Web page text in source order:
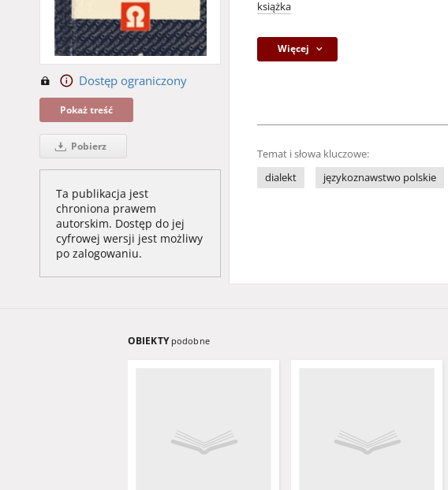
Dostęp ograniczony
Pokaż treść
Pobierz
Ta publikacja jest
chroniona prawem
autorskim. Dostęp do jej
cyfrowej wersji jest możliwy
po zalogowaniu.
książka
Więcej
Temat i słowa kluczowe:
dialekt
językoznawstwo polskie
OBIEKTY podobne